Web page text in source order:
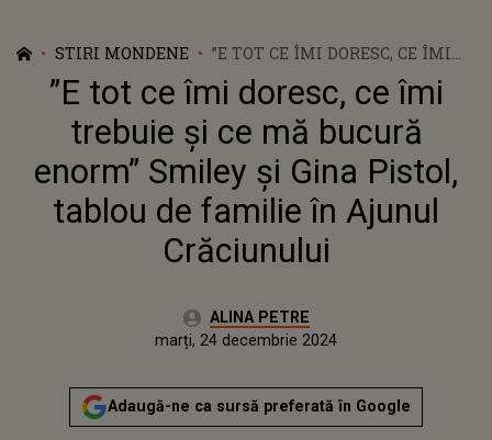
STIRI MONDENE
”E TOT CE ÎMI DORESC, CE ÎMI
TREBUIE ȘI CE MĂ BUCURĂ
ENORM” SMILEY ȘI GINA
PISTOL, TABLOU DE FAMILIE ÎN
AJUNUL CRĂCIUNULUI
”E tot ce îmi doresc, ce îmi
trebuie și ce mă bucură
enorm” Smiley și Gina Pistol,
tablou de familie în Ajunul
Crăciunului
Autor:ALINA PETRE
duminică, 24 decembrie 2023
Actualizat:
marți, 24 decembrie 2024
Adaugă-ne ca sursă preferată în Google